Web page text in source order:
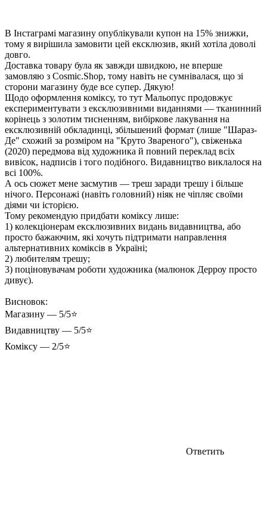
В Інстаграмі магазину опублікували купон на 15% знижки,
тому я вирішила замовити цей ексклюзив, який хотіла доволі
довго.
Доставка товару була як завжди швидкою, не вперше
замовляю з Cosmic.Shop, тому навіть не сумнівалася, що зі
сторони магазину буде все супер. Дякую!
Щодо оформлення коміксу, то тут Мальопус продовжує
експериментувати з ексклюзивними виданнями — тканинний
корінець з золотим тисненням, вибіркове лакування на
ексклюзивній обкладинці, збільшений формат (лише "Шараз-
Де" схожий за розміром на "Круто Звареного"), свіженька
(2020) передмова від художника й повний переклад всіх
вивісок, надписів і того подібного. Видавництво виклалося на
всі 100%.
А ось сюжет мене засмутив — треш заради трешу і більше
нічого. Персонажі (навіть головний) ніяк не чіпляє своїми
діями чи історією.
Тому рекомендую придбати коміксу лише:
1) колекціонерам ексклюзивних видань видавництва, або
просто бажаючим, які хочуть підтримати направлення
альтернативних коміксів в Україні;
2) любителям трешу;
3) поціновувачам роботи художника (малюнок Дерроу просто
дивує).
Висновок:
Магазину — 5/5⭐
Видавництву — 5/5⭐
Коміксу — 2/5⭐
Ответить